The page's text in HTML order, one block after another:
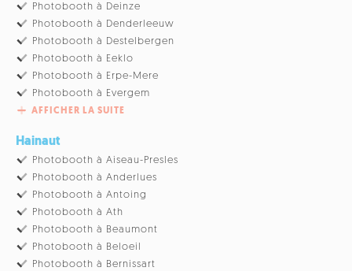
Photobooth à Deinze
Photobooth à Denderleeuw
Photobooth à Destelbergen
Photobooth à Eeklo
Photobooth à Erpe-Mere
Photobooth à Evergem
AFFICHER LA SUITE
Hainaut
Photobooth à Aiseau-Presles
Photobooth à Anderlues
Photobooth à Antoing
Photobooth à Ath
Photobooth à Beaumont
Photobooth à Beloeil
Photobooth à Bernissart